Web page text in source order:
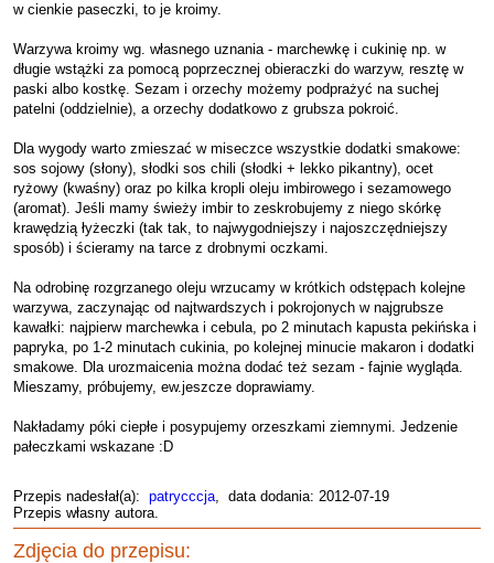
w cienkie paseczki, to je kroimy.
Warzywa kroimy wg. własnego uznania - marchewkę i cukinię np. w
długie wstążki za pomocą poprzecznej obieraczki do warzyw, resztę w
paski albo kostkę. Sezam i orzechy możemy podprażyć na suchej
patelni (oddzielnie), a orzechy dodatkowo z grubsza pokroić.
Dla wygody warto zmieszać w miseczce wszystkie dodatki smakowe:
sos sojowy (słony), słodki sos chili (słodki + lekko pikantny), ocet
ryżowy (kwaśny) oraz po kilka kropli oleju imbirowego i sezamowego
(aromat). Jeśli mamy świeży imbir to zeskrobujemy z niego skórkę
krawędzią łyżeczki (tak tak, to najwygodniejszy i najoszczędniejszy
sposób) i ścieramy na tarce z drobnymi oczkami.
Na odrobinę rozgrzanego oleju wrzucamy w krótkich odstępach kolejne
warzywa, zaczynając od najtwardszych i pokrojonych w najgrubsze
kawałki: najpierw marchewka i cebula, po 2 minutach kapusta pekińska i
papryka, po 1-2 minutach cukinia, po kolejnej minucie makaron i dodatki
smakowe. Dla urozmaicenia można dodać też sezam - fajnie wygląda.
Mieszamy, próbujemy, ew.jeszcze doprawiamy.
Nakładamy póki ciepłe i posypujemy orzeszkami ziemnymi. Jedzenie
pałeczkami wskazane :D
Przepis nadesłał(a): patrycccja, data dodania: 2012-07-19
Przepis własny autora.
Zdjęcia do przepisu: